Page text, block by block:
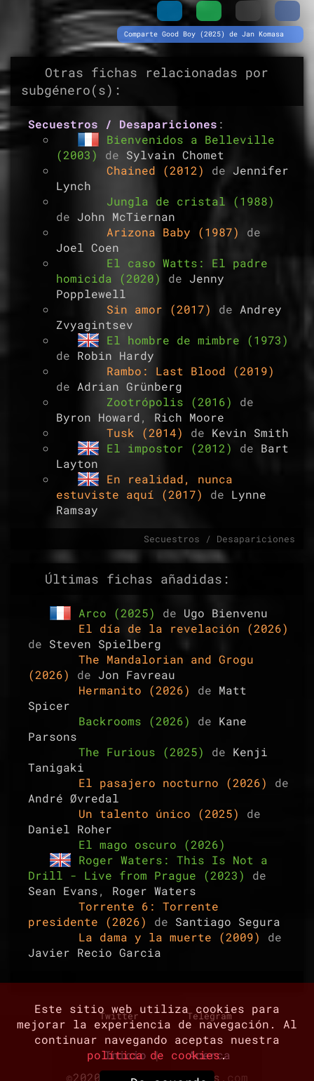
Comparte Good Boy (2025) de Jan Komasa
Otras fichas relacionadas por
subgénero(s):
Secuestros / Desapariciones :
Bienvenidos a Belleville
(2003) de Sylvain Chomet
Chained (2012) de Jennifer
Lynch
Jungla de cristal (1988)
de John McTiernan
Arizona Baby (1987) de
Joel Coen
El caso Watts: El padre
homicida (2020) de Jenny
Popplewell
Sin amor (2017) de Andrey
Zvyagintsev
El hombre de mimbre (1973)
de Robin Hardy
Rambo: Last Blood (2019)
de Adrian Grünberg
Zootrópolis (2016) de
Byron Howard, Rich Moore
Tusk (2014) de Kevin Smith
El impostor (2012) de Bart
Layton
En realidad, nunca
estuviste aquí (2017) de Lynne
Ramsay
Secuestros / Desapariciones
Últimas fichas añadidas:
Arco (2025) de Ugo Bienvenu
El día de la revelación (2026)
de Steven Spielberg
The Mandalorian and Grogu
(2026) de Jon Favreau
Hermanito (2026) de Matt
Spicer
Backrooms (2026) de Kane
Parsons
The Furious (2025) de Kenji
Tanigaki
El pasajero nocturno (2026) de
André Øvredal
Un talento único (2025) de
Daniel Roher
El mago oscuro (2026)
Roger Waters: This Is Not a
Drill - Live from Prague (2023) de
Sean Evans, Roger Waters
Torrente 6: Torrente
presidente (2026) de Santiago Segura
La dama y la muerte (2009) de
Javier Recio Garcia
Twitter Telegram
Inicio |
Acerca
©2020-2026
gen 8bits .com
Este sitio web utiliza cookies para
mejorar la experiencia de navegación. Al
continuar navegando aceptas nuestra
política de cookies.